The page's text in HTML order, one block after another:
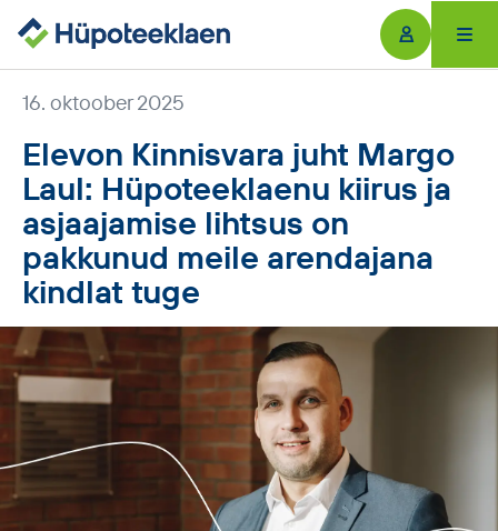
Ärikliendile
Erakliendile
Referentsid
Blogi
Meist
Kontakt
RUS
16. oktoober 2025
Elevon Kinnisvara juht Margo
Laul: Hüpoteeklaenu kiirus ja
asjaajamise lihtsus on
pakkunud meile arendajana
kindlat tuge